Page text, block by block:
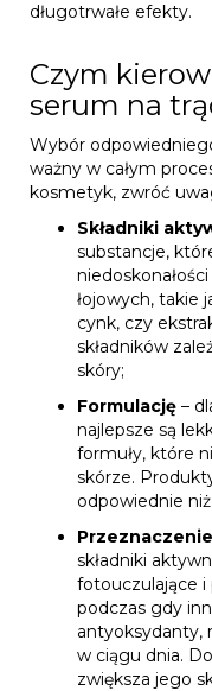
długotrwałe efekty.
Czym
serum na
Wybór
ważny w całym
kosmetyk, zwróć
Składniki
substancje,
łojowych, takie
cynk, czy
składników
skóry;
Formulację –
najlepsze są
formuły, które
skórze.
odpowiednie
składniki
fotouczulające i
podczas gdy
antyoksydanty,
w ciągu dnia.
zwiększa jego